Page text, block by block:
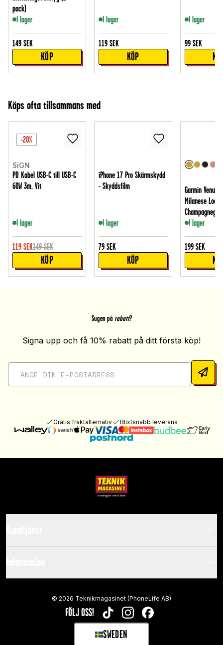
pack)
I lager
149 SEK
KÖP
I lager
119 SEK
KÖP
I lager
99 SEK
Köps ofta tillsammans med
-20%
SiGN
PD Kabel USB-C till USB-C
60W 3m, Vit
I lager
119 SEK149 SEK
KÖP
iPhone 17 Pro Skärmskydd
- Skyddsfilm
I lager
79 SEK
KÖP
Garmin Venu
Milanese Loop,
Champagneguld
I lager
199 SEK
Sugen på rabatt?
Signa upp och få 10% rabatt på ditt första köp!
Gratis fraktalternativ Blixtsnabb leverans
FÖLJ OSS! TIKTOKINSTAGRAMFACEBOOK
SWEDEN
SELECT MARKET
© 2026 Teknikmagasinet (PhoneLife AB)